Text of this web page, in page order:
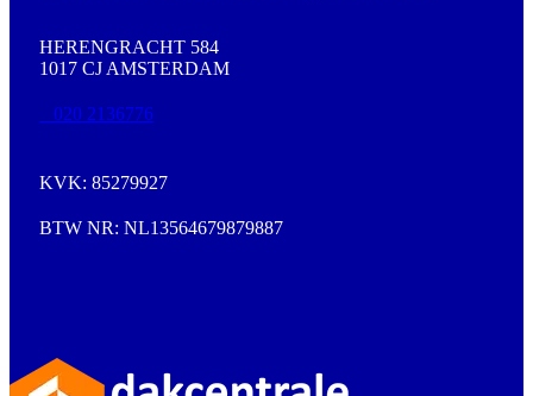
HERENGRACHT 584
1017 CJ AMSTERDAM
020 2136776
KVK: 85279927
BTW NR: NL13564679879887